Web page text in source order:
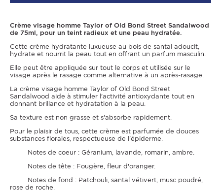
Crème visage homme Taylor of Old Bond Street Sandalwood
de 75ml, pour un teint radieux et une peau hydratée.
Cette crème hydratante luxueuse au bois de santal adoucit,
hydrate et nourrit la peau tout en offrant un parfum masculin.
Elle peut être appliquée sur tout le corps et utilisée sur le
visage après le rasage comme alternative à un après-rasage.
La crème visage homme Taylor of Old Bond Street
Sandalwood aide à stimuler l'activité antioxydante tout en
donnant brillance et hydratation à la peau.
Sa texture est non grasse et s'absorbe rapidement.
Pour le plaisir de tous, cette crème est parfumée de douces
substances florales, respectueuse de l'épiderme.
Notes de coeur : Géranium, lavande, romarin, ambre.
Notes de tête : Fougère, fleur d'oranger.
Notes de fond : Patchouli, santal vétivert, musc poudré,
rose de roche.